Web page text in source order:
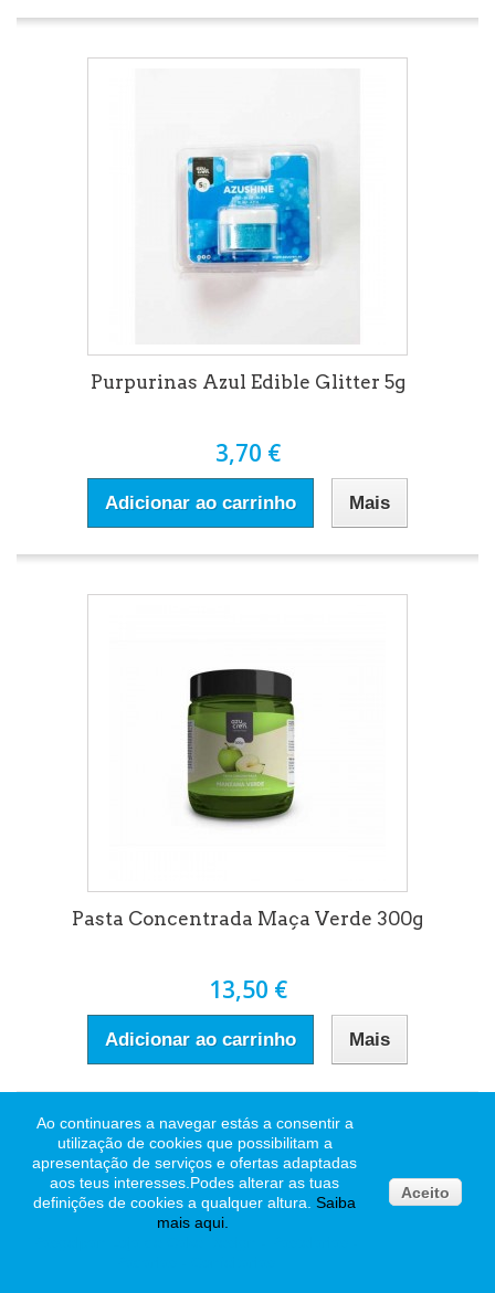
Purpurinas Azul Edible Glitter 5g
3,70 €
Adicionar ao carrinho Mais
Pasta Concentrada Maça Verde 300g
13,50 €
Adicionar ao carrinho Mais
Ao continuares a navegar estás a consentir a
utilização de cookies que possibilitam a
apresentação de serviços e ofertas adaptadas
aos teus interesses. Podes alterar as tuas
definições de cookies a qualquer altura. Saiba
mais aqui.
Aceito